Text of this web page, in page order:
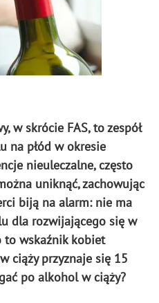
w skrócie FAS, to zespół
na płód w okresie
nieuleczalne, często
uniknąć, zachowując
biją na alarm: nie ma
dla rozwijającego się w
to wskaźnik kobiet
ciąży przyznaje się 15
po alkohol w ciąży?